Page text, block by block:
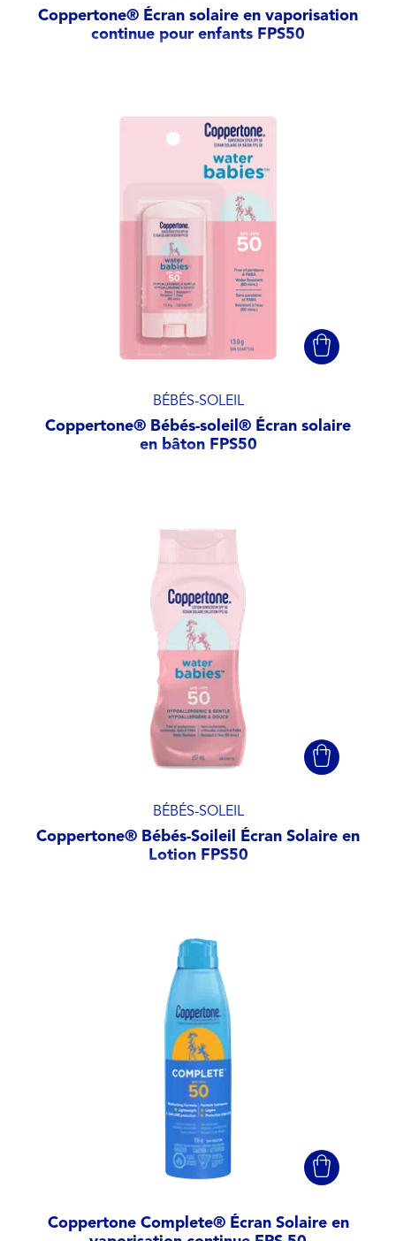
Coppertone® Écran solaire en vaporisation
continue pour enfants FPS50
BÉBÉS-SOLEIL
Coppertone® Bébés-soleil® Écran solaire
en bâton FPS50
BÉBÉS-SOLEIL
Coppertone® Bébés-Soileil Écran Solaire en
Lotion FPS50
Coppertone Complete® Écran Solaire en